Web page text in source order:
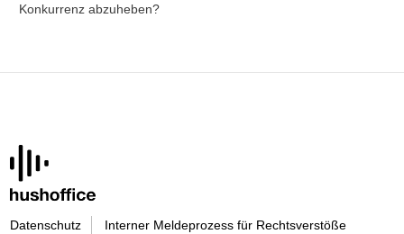
Konkurrenz abzuheben?
Datenschutz Interner Meldeprozess für Rechtsverstöße